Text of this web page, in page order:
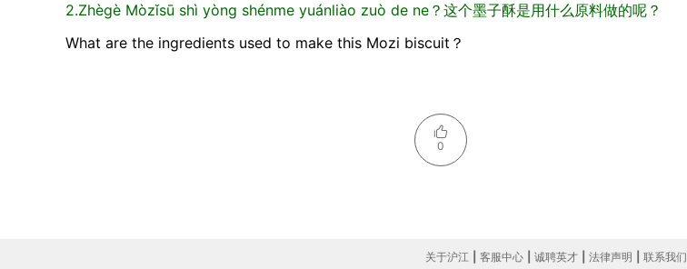
2.Zhègè Mòzǐsū shì yòng shénme yuánliào zuò de ne？这个墨子酥是用什么原料做的呢？
What are the ingredients used to make this Mozi biscuit？
0
关于沪江 客服中心 诚聘英才 法律声明 联系我们